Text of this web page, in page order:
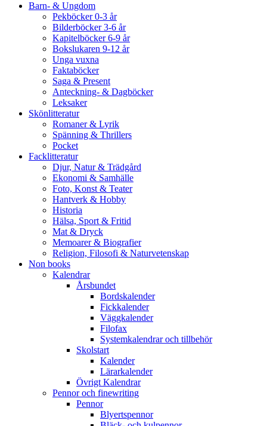
Barn- & Ungdom
Pekböcker 0-3 år
Bilderböcker 3-6 år
Kapitelböcker 6-9 år
Bokslukaren 9-12 år
Unga vuxna
Faktaböcker
Saga & Present
Anteckning- & Dagböcker
Leksaker
Skönlitteratur
Romaner & Lyrik
Spänning & Thrillers
Pocket
Facklitteratur
Djur, Natur & Trädgård
Ekonomi & Samhälle
Foto, Konst & Teater
Hantverk & Hobby
Historia
Hälsa, Sport & Fritid
Mat & Dryck
Memoarer & Biografier
Religion, Filosofi & Naturvetenskap
Non books
Kalendrar
Årsbundet
Bordskalender
Fickkalender
Väggkalender
Filofax
Systemkalendrar och tillbehör
Skolstart
Kalender
Lärarkalender
Övrigt Kalendrar
Pennor och finewriting
Pennor
Blyertspennor